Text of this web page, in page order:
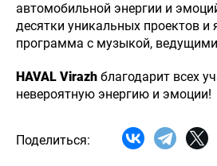
автомобильной энергии и
десятки уникальных проектов и
программа с музыкой,
HAVAL Virazh благодарит всех
невероятную энергию и эмоции!
Поделиться: